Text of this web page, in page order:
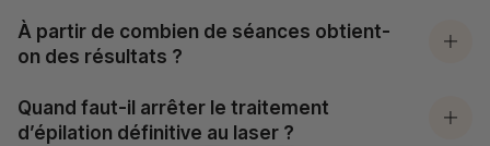
À partir de combien de séances obtient-
on des résultats ?
Quand faut-il arrêter le traitement
d’épilation définitive au laser ?